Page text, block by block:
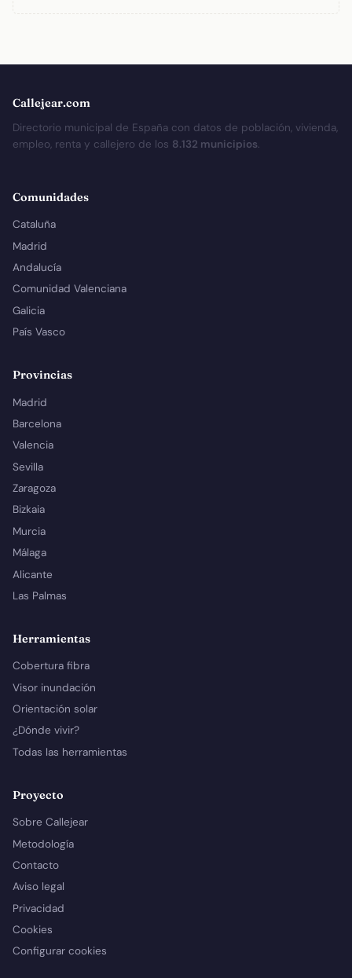
Callejear.com
Directorio municipal de España con datos de población, vivienda,
empleo, renta y callejero de los 8.132 municipios.
Comunidades
Cataluña
Madrid
Andalucía
Comunidad Valenciana
Galicia
País Vasco
Provincias
Madrid
Barcelona
Valencia
Sevilla
Zaragoza
Bizkaia
Murcia
Málaga
Alicante
Las Palmas
Herramientas
Cobertura fibra
Visor inundación
Orientación solar
¿Dónde vivir?
Todas las herramientas
Proyecto
Sobre Callejear
Metodología
Contacto
Aviso legal
Privacidad
Cookies
Configurar cookies